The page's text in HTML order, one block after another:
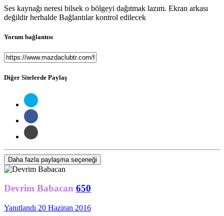
Ses kaynağı neresi bilsek o bölgeyi dağıtmak lazım. Ekran arkası
değildir herhalde Bağlantılar kontrol edilecek
Yorum bağlantısı
Diğer Sitelerde Paylaş
Daha fazla paylaşma seçeneği
Devrim Babacan 650
Yanıtlandı 20 Haziran 2016